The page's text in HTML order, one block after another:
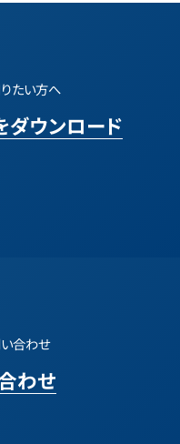
たい方へ
ウンロード
合わせ
わせ